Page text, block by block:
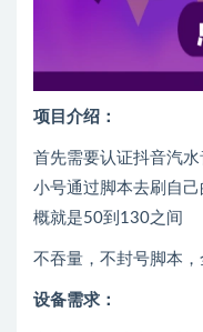
项目介绍：
首先需要认证抖音汽
小号通过脚本去刷自
概就是50到130之间
不吞量，不封号脚本
设备需求：